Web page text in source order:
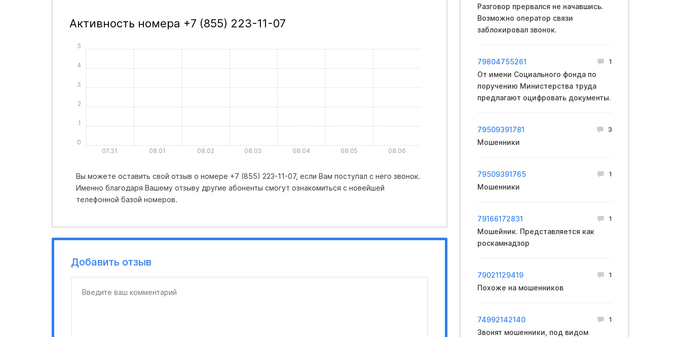
Активность номера +7 (855) 223-11-07
07.31 08.01 08.02 08.03 08.04 08.05 08.06
0
1
2
3
4
5
Вы можете оставить свой отзыв о номере +7 (855) 223-11-07, если Вам поступал с него звонок.
Именно благодаря Вашему отзыву другие абоненты смогут ознакомиться с новейшей
телефонной базой номеров.
Добавить отзыв
Разговор прервался не начавшись.
Возможно оператор связи
заблокировал звонок.
79804755261 1
От имени Социального фонда по
поручению Министерства труда
предлагают оцифровать документы.
79509391781 3
Мошенники
79509391765 1
Мошенники
79166172831 1
Мошейник. Представляется как
роскамнадзор
79021129419 1
Похоже на мошенников
74992142140 1
Звонят мошенники, под видом